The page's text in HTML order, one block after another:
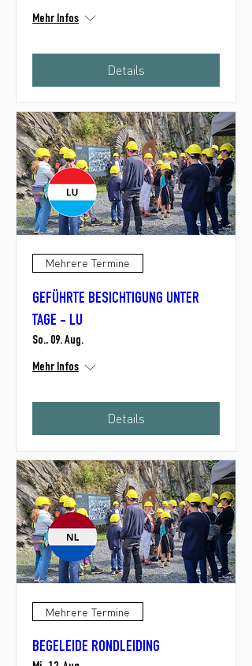
Mehr Infos
Details
Mehrere Termine
GEFÜHRTE BESICHTIGUNG UNTER
TAGE - LU
So., 09. Aug.
Mehr Infos
Details
Mehrere Termine
BEGELEIDE RONDLEIDING